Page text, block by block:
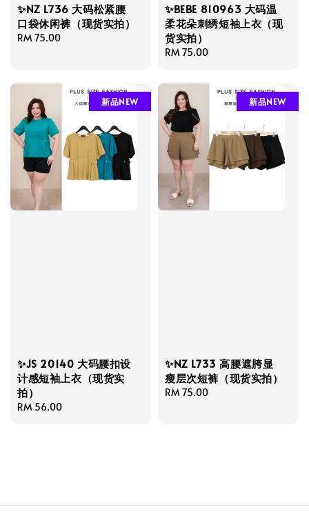
✨NZ L736 大码松紧腰
口袋休闲裤（现货实拍）
Regular
RM 75.00
✨BEBE 810963 大码温
柔花朵刺绣短袖上衣（现
货实拍）
Regular
RM 75.00
新品NEW
✨JS 20140 大码腰扣设
计感短袖上衣（现货实
拍）
Regular
RM 56.00
新品NEW
✨NZ L733 高腰遮胯显
瘦层次短裤（现货实拍）
Regular
RM 75.00